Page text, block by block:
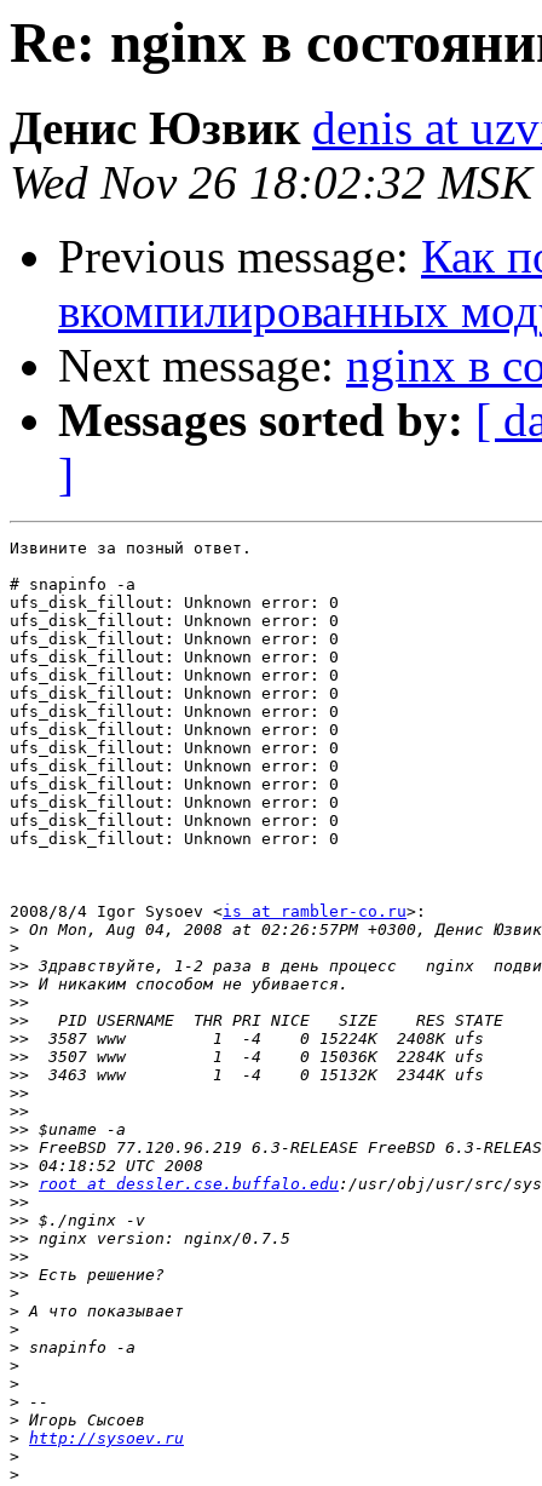
Re: nginx в
Денис Юзвик denis at
Wed Nov 26 18:02:32
Previous message: Как
вкомпилированных
Next message: nginx в
Messages sorted by: [
]
Извините за позный ответ.
# snapinfo -a
ufs_disk_fillout: Unknown error: 0
ufs_disk_fillout: Unknown error: 0
ufs_disk_fillout: Unknown error: 0
ufs_disk_fillout: Unknown error: 0
ufs_disk_fillout: Unknown error: 0
ufs_disk_fillout: Unknown error: 0
ufs_disk_fillout: Unknown error: 0
ufs_disk_fillout: Unknown error: 0
ufs_disk_fillout: Unknown error: 0
ufs_disk_fillout: Unknown error: 0
ufs_disk_fillout: Unknown error: 0
ufs_disk_fillout: Unknown error: 0
ufs_disk_fillout: Unknown error: 0
ufs_disk_fillout: Unknown error: 0
2008/8/4 Igor Sysoev <is at rambler-co.ru>:
>
>
>>
>>
>>
>>
>>
>>
>>
>>
>>
>>
>>
>>
>> root at dessler.cse.buffalo.edu
>>
>>
>>
>>
>>
>
>
>
>
>
>
>
>
> http://sysoev.ru
>
>